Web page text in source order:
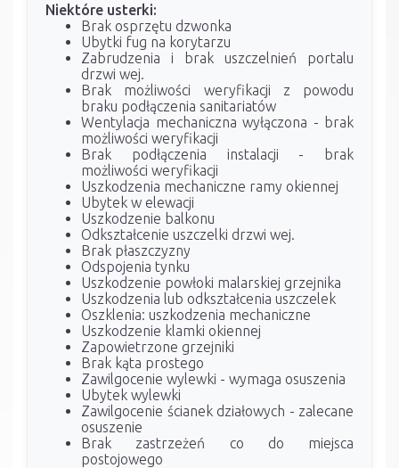
Niektóre usterki:
Brak osprzętu dzwonka
Ubytki fug na korytarzu
Zabrudzenia i brak uszczelnień portalu
drzwi wej.
Brak możliwości weryfikacji z powodu
braku podłączenia sanitariatów
Wentylacja mechaniczna wyłączona - brak
możliwości weryfikacji
Brak podłączenia instalacji - brak
możliwości weryfikacji
Uszkodzenia mechaniczne ramy okiennej
Ubytek w elewacji
Uszkodzenie balkonu
Odkształcenie uszczelki drzwi wej.
Brak płaszczyzny
Odspojenia tynku
Uszkodzenie powłoki malarskiej grzejnika
Uszkodzenia lub odkształcenia uszczelek
Oszklenia: uszkodzenia mechaniczne
Uszkodzenie klamki okiennej
Zapowietrzone grzejniki
Brak kąta prostego
Zawilgocenie wylewki - wymaga osuszenia
Ubytek wylewki
Zawilgocenie ścianek działowych - zalecane
osuszenie
Brak zastrzeżeń co do miejsca
postojowego